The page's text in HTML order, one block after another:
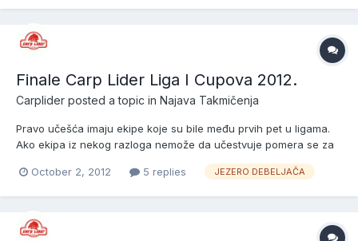
Finale Carp Lider Liga I Cupova 2012.
Carplider posted a topic in Najava Takmičenja
Pravo učešća imaju ekipe koje su bile među prvih pet u ligama.
Ako ekipa iz nekog razloga nemože da učestvuje pomera se za
jedno mesto . peca se po pravilima iz lige od 12-14.10. jezero
Debeljača EKIPE KOJE SU POTVRDILE UČEŠĆE SU: 1.CT BORČA-
October 2, 2012 5 replies JEZERO DEBELJAČA